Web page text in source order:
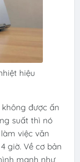
hiệu
được ấn
suất thì nó
việc văn
giờ. Về cơ bản
mạnh như